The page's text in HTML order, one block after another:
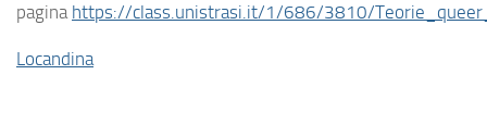
pagina https://class.unistrasi.it/1/686/3810/
Locandina